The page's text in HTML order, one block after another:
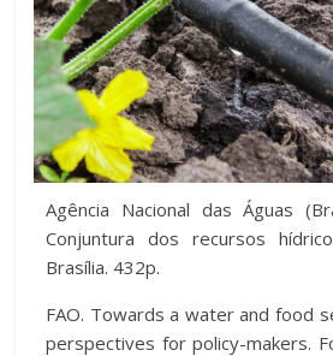
Agência Nacional das Águas
Conjuntura dos recursos
Brasília. 432p.
FAO. Towards a water and food
perspectives for policy-makers.